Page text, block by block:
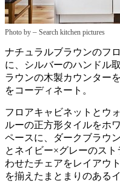
Photo by – Search kitchen pictures
ナチュラルブラウンのフ
に、シルバーのハンドル
ラウンの木製カウンター
をコーディネート。
フロアキャビネットとウ
ルーの正方形タイルをホ
ペースに、ダークブラウ
とネイビー×グレーのス
わせたチェアをレイアウ
を揃えたまとまりのある